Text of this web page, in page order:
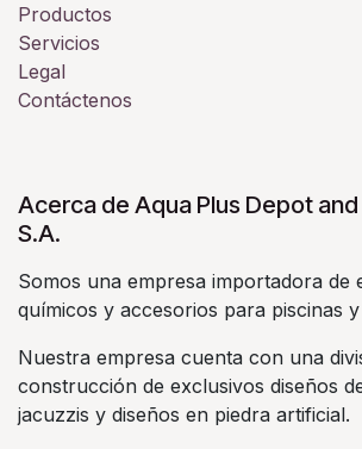
Productos
Servicios
Legal
Contáctenos
Acerca de Aqua Plus Depot
S.A.
Somos una empresa importadora de
químicos y accesorios para piscinas
Nuestra empresa cuenta con una
construcción de exclusivos diseños
jacuzzis y diseños en piedra artificial.